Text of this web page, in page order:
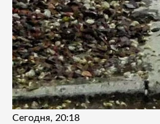
Сегодня, 20:18